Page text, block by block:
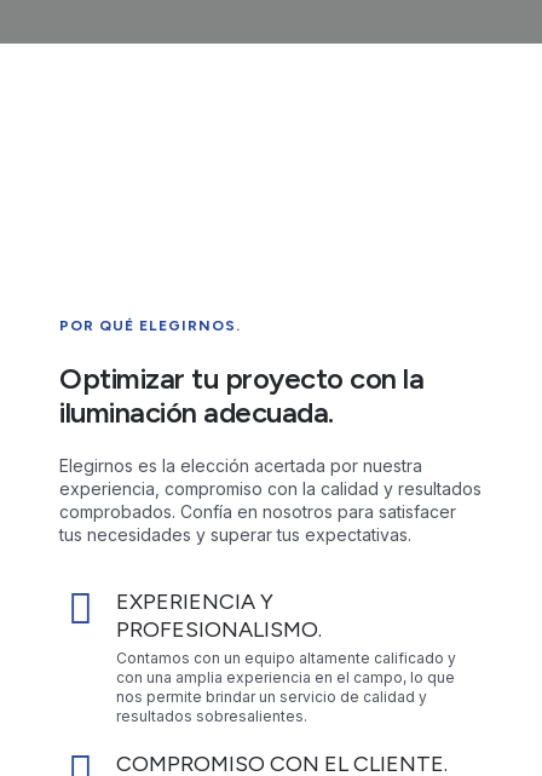
POR QUÉ ELEGIRNOS.
Optimizar tu proyecto con la
iluminación adecuada.
Elegirnos es la elección acertada por nuestra
experiencia, compromiso con la calidad y resultados
comprobados. Confía en nosotros para satisfacer
tus necesidades y superar tus expectativas.
EXPERIENCIA Y
PROFESIONALISMO.
Contamos con un equipo altamente calificado y
con una amplia experiencia en el campo, lo que
nos permite brindar un servicio de calidad y
resultados sobresalientes.
COMPROMISO CON EL CLIENTE.